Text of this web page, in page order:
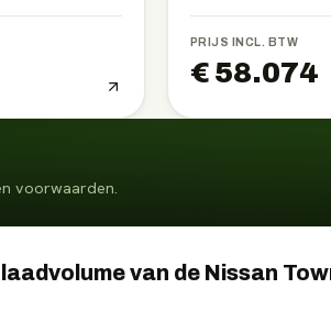
PRIJS INCL. BTW
€ 58.074
voorwaarden.
van de Nissan